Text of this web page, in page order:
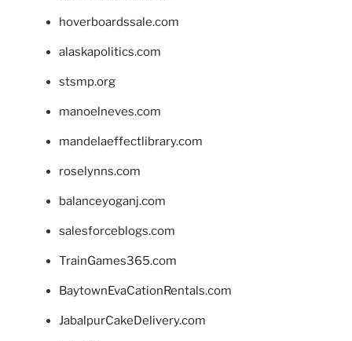
hoverboardssale.com
alaskapolitics.com
stsmp.org
manoelneves.com
mandelaeffectlibrary.com
roselynns.com
balanceyoganj.com
salesforceblogs.com
TrainGames365.com
BaytownEvaCationRentals.com
JabalpurCakeDelivery.com